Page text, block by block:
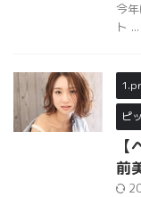
今
ト ...
ピ
前